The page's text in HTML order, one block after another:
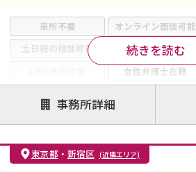
来所不要 オンライン面談可能
土日祝の相談可能
19時以降電話可能
女性弁護士在籍
注力案件
離婚前相談
離婚調停
親権・面会交流権
DV
不貞・不倫慰謝料請求
国際離婚
続きを読む
事務所詳細
東京都 ・ 新宿区 (近隣エリア)